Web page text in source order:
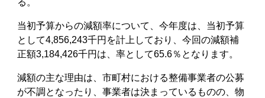
る。
当初予算からの減額率について、今年度は、当初予算
として4,856,243千円を計上しており、今回の減額補
正額3,184,426千円は、率として65.6％となります。
減額の主な理由は、市町村における整備事業者の公募
が不調となったり、事業者は決まっているものの、物